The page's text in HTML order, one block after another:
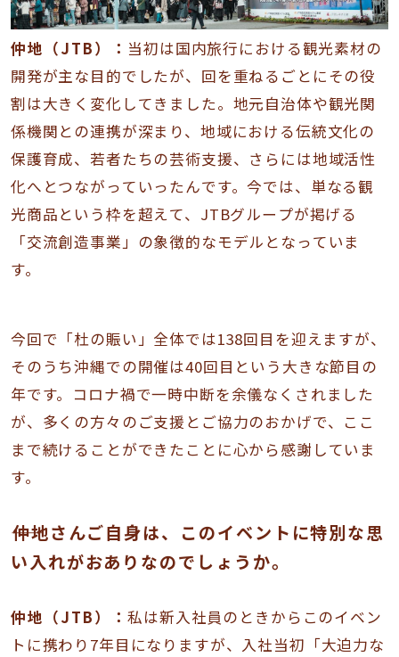
仲地（JTB）： 当初は国内旅行における観光素材の
開発が主な目的でしたが、回を重ねるごとにその役
割は大きく変化してきました。地元自治体や観光関
係機関との連携が深まり、地域における伝統文化の
保護育成、若者たちの芸術支援、さらには地域活性
化へとつながっていったんです。今では、単なる観
光商品という枠を超えて、JTBグループが掲げる
「交流創造事業」の象徴的なモデルとなっていま
す。
今回で「杜の賑い」全体では138回目を迎えますが、
そのうち沖縄での開催は40回目という大きな節目の
年です。コロナ禍で一時中断を余儀なくされました
が、多くの方々のご支援とご協力のおかげで、ここ
まで続けることができたことに心から感謝していま
す。
――仲地さんご自身は、このイベントに特別な思
い入れがおありなのでしょうか。
仲地（JTB）：私は新入社員のときからこのイベン
トに携わり7年目になりますが、入社当初「大迫力な